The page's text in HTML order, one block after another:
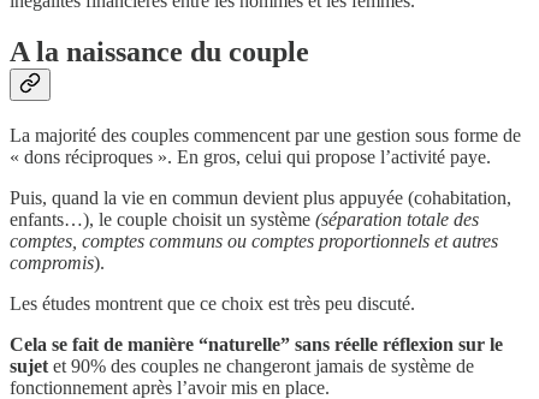
A la naissance du couple
La majorité des couples commencent par une gestion sous forme de
« dons réciproques ». En gros, celui qui propose l’activité paye.
Puis, quand la vie en commun devient plus appuyée (cohabitation,
enfants…), le couple choisit un système (séparation totale des
comptes, comptes communs ou comptes proportionnels et autres
compromis).
Les études montrent que ce choix est très peu discuté.
Cela se fait de manière “naturelle” sans réelle réflexion sur le
sujet et 90% des couples ne changeront jamais de système de
fonctionnement après l’avoir mis en place.